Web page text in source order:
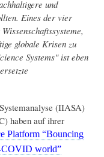
und
Eines der vier
globale Krisen zu
Systems" ist eben
(IIASA)
haben auf ihrer
Platform “Bouncing
COVID world”